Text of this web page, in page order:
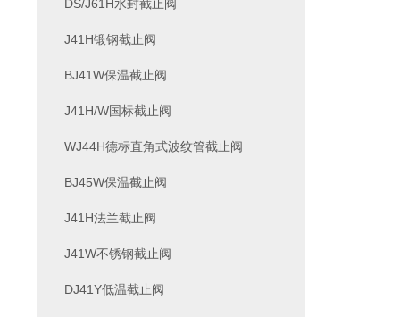
DS/J61H水封截止阀
J41H锻钢截止阀
BJ41W保温截止阀
J41H/W国标截止阀
WJ44H德标直角式波纹管截止阀
BJ45W保温截止阀
J41H法兰截止阀
J41W不锈钢截止阀
DJ41Y低温截止阀